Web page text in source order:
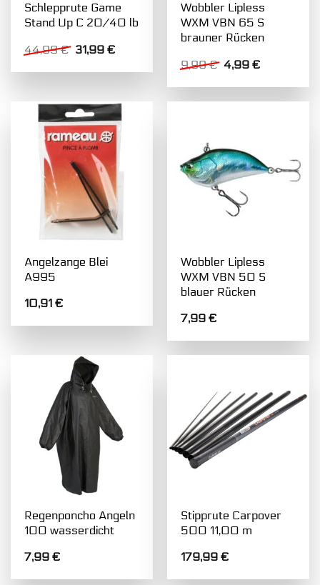
Schlepprute Game
Stand Up C 20/40 lb
44,99€ Ursprünglicher
war:
31,99€Aktueller
ist:
Wobbler Lipless
WXM VBN 65 S
brauner Rücken
9,99€ Ursprünglicher
war:
9,99 €
4,99€Aktueller
ist:
4,99 €.
Angelzange Blei
A995
10,91€
Wobbler Lipless
WXM VBN 50 S
blauer Rücken
7,99€
Regenponcho Angeln
100 wasserdicht
7,99€
Stipprute Carpover
500 11,00 m
179,99€